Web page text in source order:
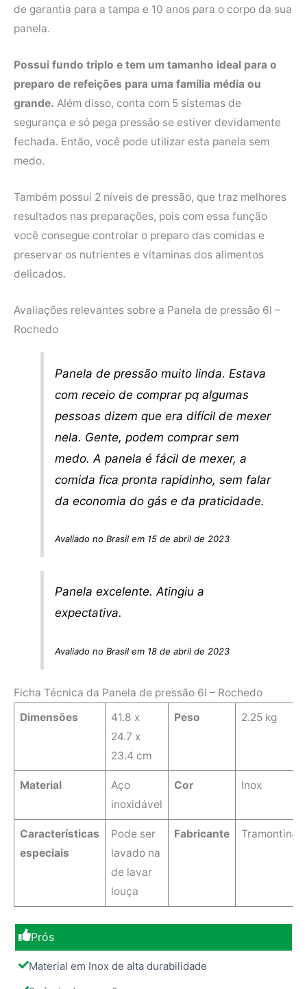
de garantia para a tampa e 10 anos para o corpo da sua
panela.
Possui fundo triplo e tem um tamanho ideal para o
preparo de refeições para uma família média ou
grande. Além disso, conta com 5 sistemas de
segurança e só pega pressão se estiver devidamente
fechada. Então, você pode utilizar esta panela sem
medo.
Também possui 2 níveis de pressão, que traz melhores
resultados nas preparações, pois com essa função
você consegue controlar o preparo das comidas e
preservar os nutrientes e vitaminas dos alimentos
delicados.
Avaliações relevantes sobre a Panela de pressão 6l –
Rochedo
Panela de pressão muito linda. Estava
com receio de comprar pq algumas
pessoas dizem que era difícil de mexer
nela. Gente, podem comprar sem
medo. A panela é fácil de mexer, a
comida fica pronta rapidinho, sem falar
da economia do gás e da praticidade.
Avaliado no Brasil em 15 de abril de 2023
Panela excelente. Atingiu a
expectativa.
Avaliado no Brasil em 18 de abril de 2023
Ficha Técnica da Panela de pressão 6l – Rochedo
Dimensões
41.8 x
24.7 x
23.4 cm
Peso 2.25 kg
Material
‎Aço
inoxidável
Cor Inox
Características
especiais
‎Pode ser
lavado na
de lavar
louça
Fabricante Tramontina
Prós
Material em Inox de alta durabilidade